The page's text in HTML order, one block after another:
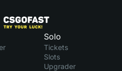
Solo
Tickets
Slots
Upgrader